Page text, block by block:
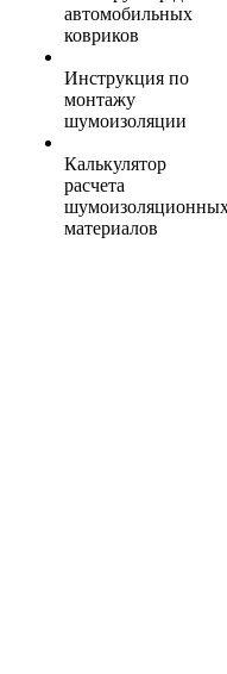
автомобильных
ковриков
Инструкция по
монтажу
шумоизоляции
Калькулятор
расчета
материалов